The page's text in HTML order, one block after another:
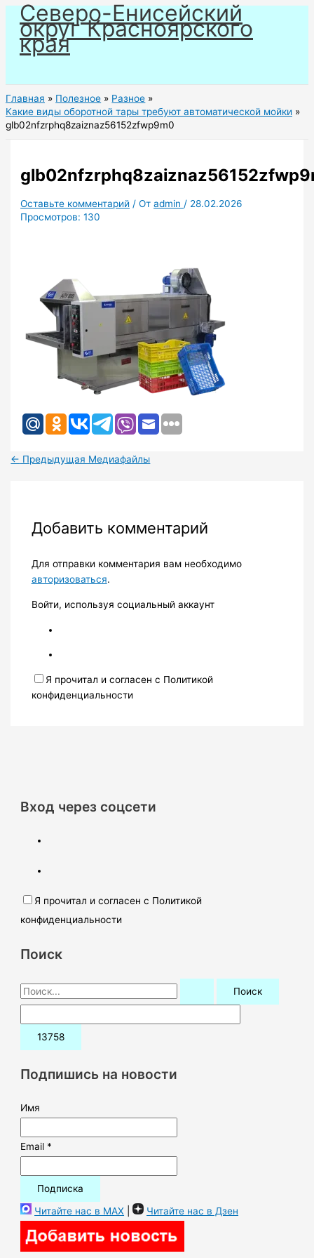
Перейти
содержимому
Северо-Енисейский
округ Красноярского
края
Главная Полезное
Разное
Какие виды оборотной тары требуют автоматической мойки
glb02nfzrphq8zaiznaz56152zfwp9m0
Оставьте комментарий / Отadmin / 28.02.2026
Просмотров: 130
← Предыдущая Медиафайлы
Добавить комментарий
Для отправки комментария вам необходимо
авторизоваться.
Войти, используя социальный аккаунт
Я прочитал и согласен с Политикой
конфиденциальности
Вход через соцсети
Я прочитал и согласен с Политикой
конфиденциальности
Поиск
П
о
и
:Подпишись на новости
Имя
Email *
Читайте нас в MAX | Читайте нас в Дзен